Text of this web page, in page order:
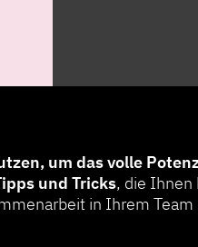
um das volle
und Tricks, die
in Ihrem